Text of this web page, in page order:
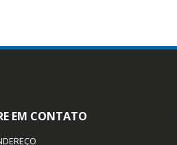
EM CONTATO